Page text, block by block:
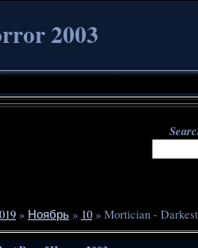
2003
» Ноябрь » 10 » Mortician -